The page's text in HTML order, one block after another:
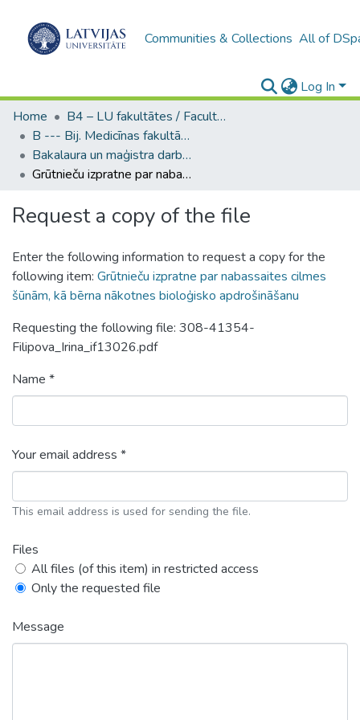
Communities & Collections All of
Log In
Home
B4 – LU fakultātes / Faculties of the UL
B --- Bij. Medicīnas fakultātes studentu noslēguma darbi / Faculty of Medicine - Graduate works
Bakalaura un maģistra darbi (MF) / Bachelor's and Master's theses
Grūtnieču izpratne par nabassaites cilmes šūnām, kā bērna nākotnes bioloģisko apdrošināšanu
Request a copy of the file
Enter the following information to request a copy for the
following item: Grūtnieču izpratne par nabassaites cilmes
šūnām, kā bērna nākotnes bioloģisko apdrošināšanu
Requesting the following file: 308-41354-
Filipova_Irina_if13026.pdf
Name *
Your email address *
This email address is used for sending the file.
Files
All files (of this item) in restricted access
Only the requested file
Message